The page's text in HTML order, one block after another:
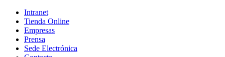
Intranet
Tienda Online
Empresas
Prensa
Sede Electrónica